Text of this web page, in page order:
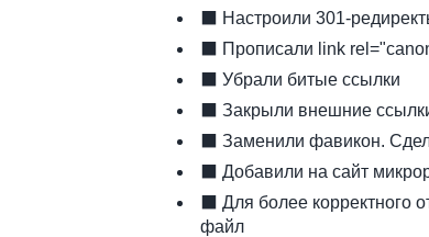
⬛ Настроили 301-
⬛ Прописали link
⬛ Убрали битые ссылки
⬛ Закрыли внешние
⬛ Заменили фавикон.
⬛ Добавили на сайт
⬛ Для более корректного
файл